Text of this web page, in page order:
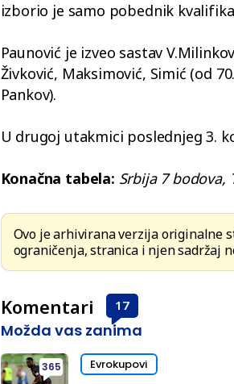
izborio je samo pobednik
Paunović je izveo sastav
Živković, Maksimović, Simić (od
Pankov).
U drugoj utakmici poslednjeg 3.
Konačna tabela: Srbija 7 bodova,
Ovo je arhivirana verzija originalne
ograničenja, stranica i njen sadržaj
Komentari 17
Možda vas zanima
365 Evrokupovi